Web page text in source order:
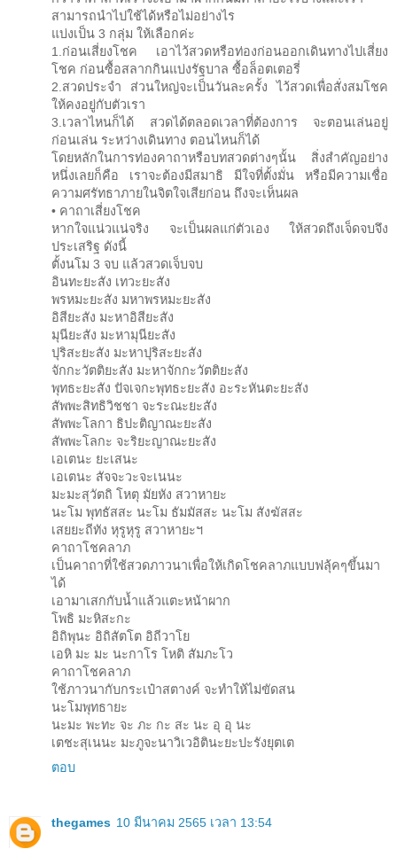
สามารถนำไปใช้ได้หรือไม่อย่างไร
แบ่งเป็น 3 กลุ่ม ให้เลือกค่ะ
1.ก่อนเสี่ยงโชค เอาไว้สวดหรือท่องก่อนออกเดินทางไปเสี่ยง
โชค ก่อนซื้อสลากกินแบ่งรัฐบาล ซื้อล็อตเตอรี่
2.สวดประจำ ส่วนใหญ่จะเป็นวันละครั้ง ไว้สวดเพื่อสั่งสมโชค
ให้คงอยู่กับตัวเรา
3.เวลาไหนก็ได้ สวดได้ตลอดเวลาที่ต้องการ จะตอนเล่นอยู่
ก่อนเล่น ระหว่างเดินทาง ตอนไหนก็ได้
โดยหลักในการท่องคาถาหรือบทสวดต่างๆนั้น สิ่งสำคัญอย่าง
หนึ่งเลยก็คือ เราจะต้องมีสมาธิ มีใจที่ตั้งมั่น หรือมีความเชื่อ
ความศรัทธาภายในจิตใจเสียก่อน ถึงจะเห็นผล
• คาถาเสี่ยงโชค
หากใจแน่วแน่จริง จะเป็นผลแก่ตัวเอง ให้สวดถึงเจ็ดจบจึง
ประเสริฐ ดังนี้
ตั้งนโม 3 จบ แล้วสวดเจ็บจบ
อินทะยะสัง เทวะยะสัง
พรหมะยะสัง มหาพรหมะยะสัง
อิสียะสัง มะหาอิสียะสัง
มุนียะสัง มะหามุนียะสัง
ปุริสะยะสัง มะหาปุริสะยะสัง
จักกะวัตติยะสัง มะหาจักกะวัตติยะสัง
พุทธะยะสัง ปัจเจกะพุทธะยะสัง อะระหันตะยะสัง
สัพพะสิทธิวิชชา จะระณะยะสัง
สัพพะโลกา ธิปะติญาณะยะสัง
สัพพะโลกะ จะริยะญาณะยะสัง
เอเตนะ ยะเสนะ
เอเตนะ สัจจะวะจะเนนะ
มะมะสุวัตถิ โหตุ มัยหัง สวาหายะ
นะโม พุทธัสสะ นะโม ธัมมัสสะ นะโม สังฆัสสะ
เสยยะถีทัง หุรูหุรู สวาหายะฯ
คาถาโชคลาภ
เป็นคาถาที่ใช้สวดภาวนาเพื่อให้เกิดโชคลาภแบบฟลุ้คๆขึ้นมา
ได้
เอามาเสกกับน้ำแล้วแตะหน้าผาก
โพธิ มะหิสะกะ
อิถิพุนะ อิถิสัตโต อิถีวาโย
เอหิ มะ มะ นะกาโร โหติ สัมภะโว
คาถาโชคลาภ
ใช้ภาวนากับกระเป๋าสตางค์ จะทำให้ไม่ขัดสน
นะโมพุทธายะ
นะมะ พะทะ จะ ภะ กะ สะ นะ อุ อุ นะ
เตชะสุเนนะ มะภูจะนาวิเวอิตินะยะปะรังยุตเต
ตอบ
thegames 10 มีนาคม 2565 เวลา 13:54